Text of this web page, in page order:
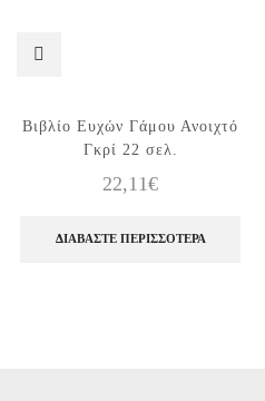
Βιβλίο Ευχών Γάμου Ανοιχτό
Γκρί 22 σελ.
22,11€
ΔΙΑΒΆΣΤΕ ΠΕΡΙΣΣΌΤΕΡΑ